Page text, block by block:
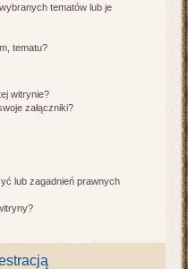
tematów lub je
tematu?
witrynie?
załączniki?
lub zagadnień prawnych